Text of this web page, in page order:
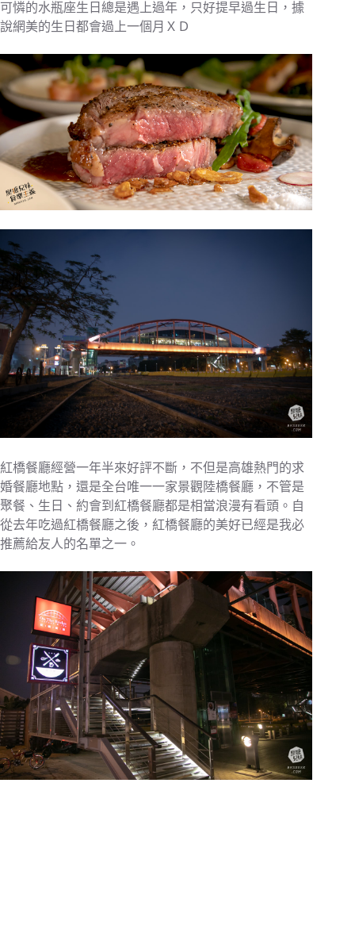
可憐的水瓶座生日總是遇上過年，只好提早過生日，據
說網美的生日都會過上一個月ＸＤ
紅橋餐廳經營一年半來好評不斷，不但是高雄熱門的求
婚餐廳地點，還是全台唯一一家景觀陸橋餐廳，不管是
聚餐、生日、約會到紅橋餐廳都是相當浪漫有看頭。自
從去年吃過紅橋餐廳之後，紅橋餐廳的美好已經是我必
推薦給友人的名單之一。